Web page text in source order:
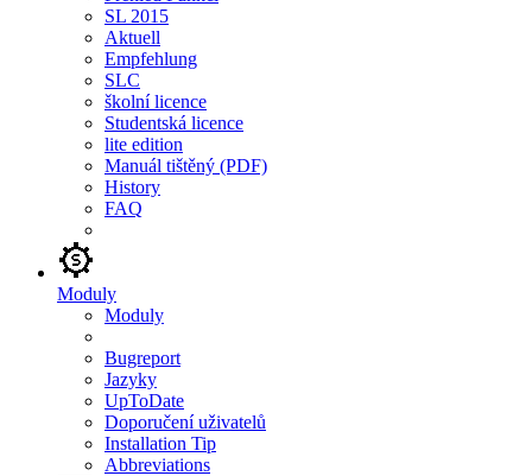
SL 2015
Aktuell
Empfehlung
SLC
školní licence
Studentská licence
lite edition
Manuál tištěný (PDF)
History
FAQ
Moduly
Moduly
Bugreport
Jazyky
UpToDate
Doporučení uživatelů
Installation Tip
Abbreviations